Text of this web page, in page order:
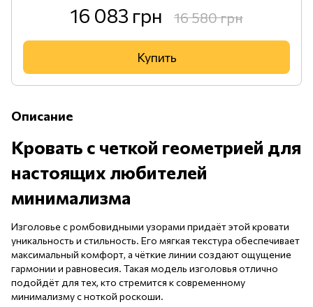
16 083 грн 16 580 грн
Купить
Описание
Кровать с четкой геометрией для
настоящих любителей
минимализма
Изголовье с ромбовидными узорами придаёт этой кровати
уникальность и стильность. Его мягкая текстура обеспечивает
максимальный комфорт, а чёткие линии создают ощущение
гармонии и равновесия. Такая модель изголовья отлично
подойдёт для тех, кто стремится к современному
минимализму с ноткой роскоши.